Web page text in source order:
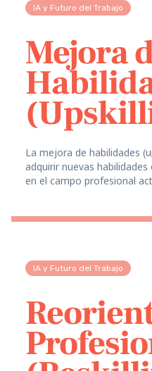
IA y Futuro del Trabajo
Mejora
La mejora de habilidades
adquirir nuevas
en el campo profesional
IA y Futuro del Trabajo